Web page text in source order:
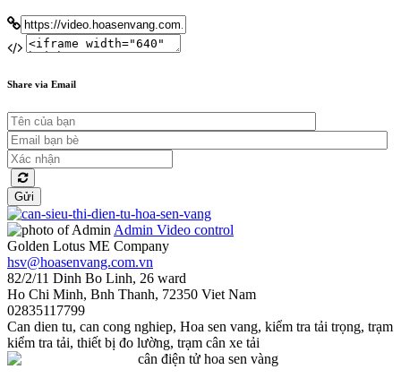
Share via Email
Gửi
Admin Video control
Golden Lotus ME Company
hsv@hoasenvang.com.vn
82/2/11 Dinh Bo Linh, 26 ward
Ho Chi Minh, Bnh Thanh, 72350 Viet Nam
02835117799
Can dien tu, can cong nghiep, Hoa sen vang, kiểm tra tải trọng, trạm
kiểm tra tải, thiết bị đo lường, trạm cân xe tải